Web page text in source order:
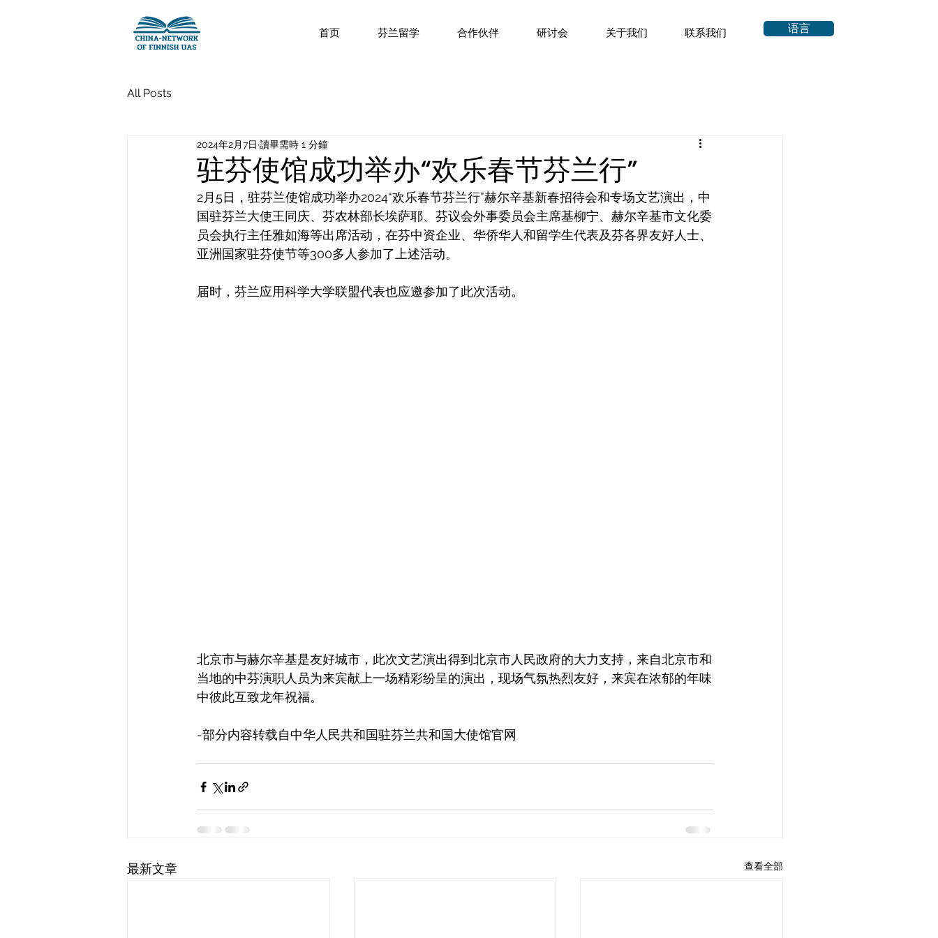
首页 芬兰留学 合作伙伴 研讨会 关于我们 联系我们 语言
All Posts
驻芬使馆成功举办“欢乐春节芬兰行”
2024年2月7日 讀畢需時 1 分鐘
2月5日，驻芬兰使馆成功举办2024“欢乐春节芬兰行”赫尔辛基新春招待会和专场文艺演出，中
国驻芬兰大使王同庆、芬农林部长埃萨耶、芬议会外事委员会主席基柳宁、赫尔辛基市文化委
员会执行主任雅如海等出席活动，在芬中资企业、华侨华人和留学生代表及芬各界友好人士、
亚洲国家驻芬使节等300多人参加了上述活动。
届时，芬兰应用科学大学联盟代表也应邀参加了此次活动。
北京市与赫尔辛基是友好城市，此次文艺演出得到北京市人民政府的大力支持，来自北京市和
当地的中芬演职人员为来宾献上一场精彩纷呈的演出，现场气氛热烈友好，来宾在浓郁的年味
中彼此互致龙年祝福。
-部分内容转载自中华人民共和国驻芬兰共和国大使馆官网
最新文章 查看全部